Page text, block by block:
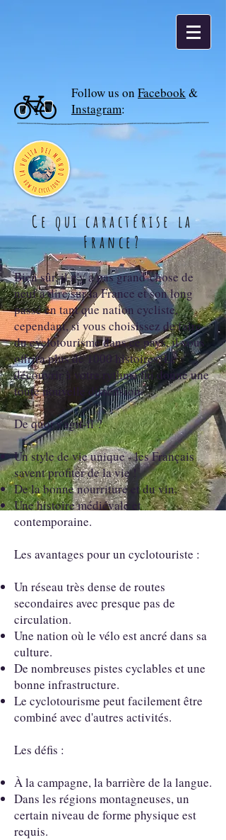
Follow us on Facebook&
Instagram:
Ce qui caractérise la
France?
Bien sûr, il n'y a pas grand-chose de
neuf à dire sur la France et son long
passé en tant que nation cycliste,
cependant, si vous choisissez de faire
du cyclotourisme dans ce pays, il vous
offrira plus de 1000 histoires. Le
découvrir à votre rythme lui donne une
toute nouvelle dimension.
De quoi s'agit-il ?
Un style de vie unique - les Français
savent profiter de la vie !
De la bonne nourriture et du vin.
Une histoire médiévale et
contemporaine.
Les avantages pour un cyclotouriste :
Un réseau très dense de routes
secondaires avec presque pas de
circulation.
Une nation où le vélo est ancré dans sa
culture.
De nombreuses pistes cyclables et une
bonne infrastructure.
Le cyclotourisme peut facilement être
combiné avec d'autres activités.
Les défis :
À la campagne, la barrière de la langue.
Dans les régions montagneuses, un
certain niveau de forme physique est
requis.